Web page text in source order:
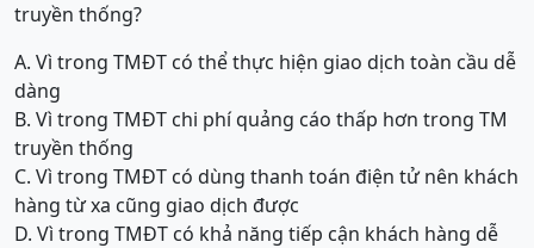
truyền thống?
A. Vì trong TMĐT có thể thực hiện giao dịch toàn cầu dễ
dàng
B. Vì trong TMĐT chi phí quảng cáo thấp hơn trong TM
truyền thống
C. Vì trong TMĐT có dùng thanh toán điện tử nên khách
hàng từ xa cũng giao dịch được
D. Vì trong TMĐT có khả năng tiếp cận khách hàng dễ